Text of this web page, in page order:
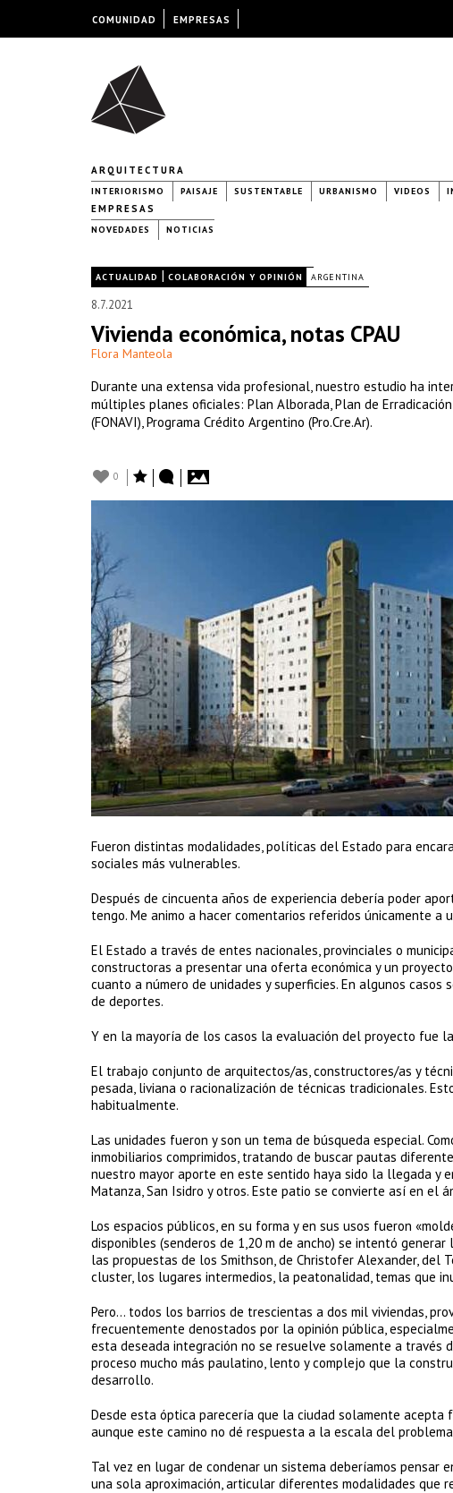
ARQUITECTURA
INTERIORISMO PAISAJE SUSTENTABLE URBANISMO VIDEOS
EMPRESAS
NOVEDADES NOTICIAS
ACTUALIDAD | COLABORACIÓN Y OPINIÓN ARGENTINA
8.7.2021
Vivienda económica, notas CPAU
Flora Manteola
Durante una extensa vida profesional, nuestro estudio ha
múltiples planes oficiales: Plan Alborada, Plan de
(FONAVI), Programa Crédito Argentino (Pro.Cre.Ar).
0
Fueron distintas modalidades, políticas del Estado para
sociales más vulnerables.
Después de cincuenta años de experiencia debería poder
tengo. Me animo a hacer comentarios referidos únicamente a
El Estado a través de entes nacionales, provinciales o
constructoras a presentar una oferta económica y un
cuanto a número de unidades y superficies. En algunos
de deportes.
Y en la mayoría de los casos la evaluación del proyecto fue
El trabajo conjunto de arquitectos/as, constructores/as y
pesada, liviana o racionalización de técnicas tradicionales.
habitualmente.
Las unidades fueron y son un tema de búsqueda especial.
inmobiliarios comprimidos, tratando de buscar pautas
nuestro mayor aporte en este sentido haya sido la llegada y
Matanza, San Isidro y otros. Este patio se convierte así en el
Los espacios públicos, en su forma y en sus usos fueron
disponibles (senderos de 1,20 m de ancho) se intentó
las propuestas de los Smithson, de Christofer Alexander, del
cluster, los lugares intermedios, la peatonalidad, temas que
Pero… todos los barrios de trescientas a dos mil viviendas,
frecuentemente denostados por la opinión pública,
esta deseada integración no se resuelve solamente a través
proceso mucho más paulatino, lento y complejo que la
desarrollo.
Desde esta óptica parecería que la ciudad solamente
aunque este camino no dé respuesta a la escala del
Tal vez en lugar de condenar un sistema deberíamos
una sola aproximación, articular diferentes modalidades que
COMUNIDAD EMPRESAS